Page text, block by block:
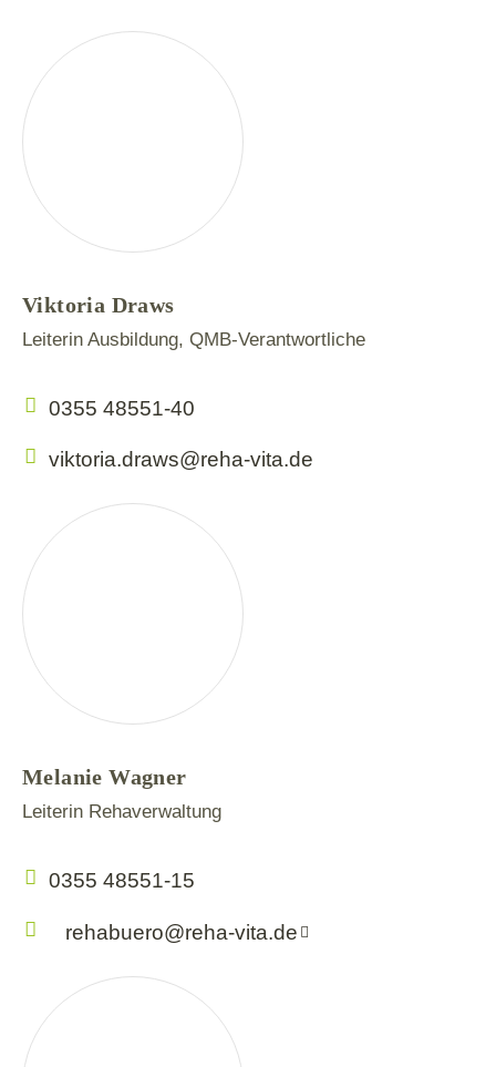
Viktoria Draws
Leiterin Ausbildung, QMB-Verantwortliche
0355 48551-40
viktoria.draws@reha-vita.de
Melanie Wagner
Leiterin Rehaverwaltung
0355 48551-15
rehabuero@reha-vita.de